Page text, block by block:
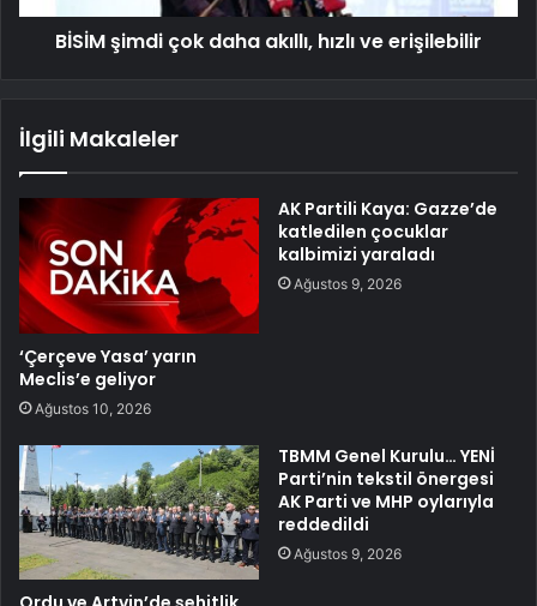
BİSİM şimdi çok daha akıllı, hızlı ve erişilebilir
İlgili Makaleler
‘Çerçeve Yasa’ yarın
Meclis’e geliyor
Ağustos 10, 2026
AK Partili Kaya: Gazze’de
katledilen çocuklar
kalbimizi yaraladı
Ağustos 9, 2026
TBMM Genel Kurulu… YENİ
Parti’nin tekstil önergesi
AK Parti ve MHP oylarıyla
reddedildi
Ağustos 9, 2026